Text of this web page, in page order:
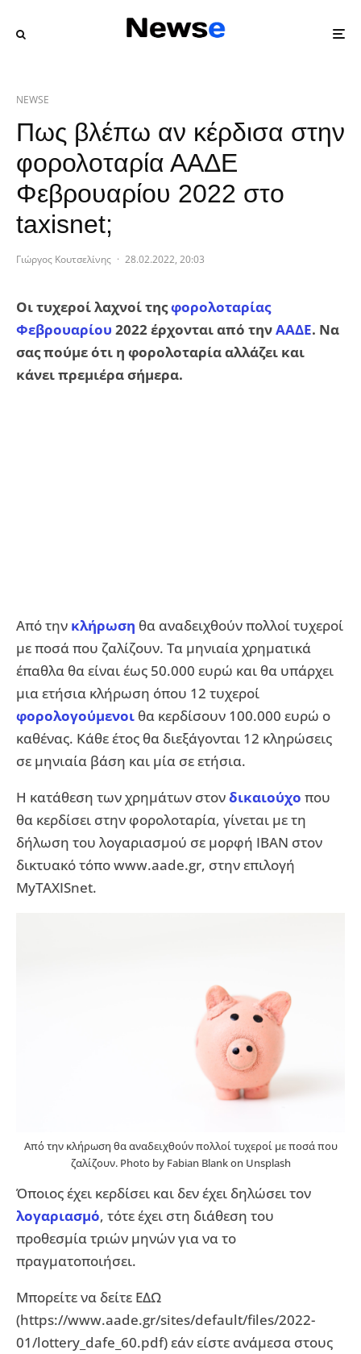
NEWSE
Πως βλέπω αν κέρδισα στην
φορολοταρία ΑΑΔΕ
Φεβρουαρίου 2022 στο
taxisnet;
Γιώργος Κουτσελίνης · 28.02.2022, 20:03
Οι τυχεροί λαχνοί τηςφορολοταρίας
Φεβρουαρίου 2022 έρχονται από τηνΑΑΔΕ. Να
σας πούμε ότι η φορολοταρία αλλάζει και
κάνει πρεμιέρα σήμερα.
Από την κλήρωση θα αναδειχθούν πολλοί τυχεροί
με ποσά που ζαλίζουν. Τα μηνιαία χρηματικά
έπαθλα θα είναι έως 50.000 ευρώ και θα υπάρχει
μια ετήσια κλήρωση όπου 12 τυχεροί
φορολογούμενοι θα κερδίσουν 100.000 ευρώ ο
καθένας. Κάθε έτος θα διεξάγονται 12 κληρώσεις
σε μηνιαία βάση και μία σε ετήσια.
Η κατάθεση των χρημάτων στονδικαιούχο που
θα κερδίσει στην φορολοταρία, γίνεται με τη
δήλωση του λογαριασμού σε μορφή ΙΒΑΝ στον
δικτυακό τόπο www.aade.gr, στην επιλογή
MyTAXISnet.
Από την κλήρωση θα αναδειχθούν πολλοί τυχεροί με ποσά που
ζαλίζουν. Photo by Fabian Blank on Unsplash
Όποιος έχει κερδίσει και δεν έχει δηλώσει τον
λογαριασμό, τότε έχει στη διάθεση του
προθεσμία τριών μηνών για να το
πραγματοποιήσει.
Μπορείτε να δείτε ΕΔΩ
(https://www.aade.gr/sites/default/files/2022-
01/lottery_dafe_60.pdf) εάν είστε ανάμεσα στους